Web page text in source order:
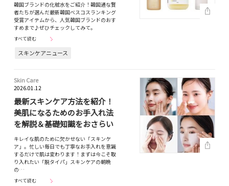
韓国ブランドの化粧水をご紹介！韓国通な賢
者たちが選んだ最新韓国べスコスランキング
受賞アイテムから、人気韓国ブランドのおす
すめまで♪ぜひチェックしてみて。
すべて読む
スキンケアニュース
Skin Care
2026.01.12
最新スキンケア方法を紹介！
美肌になるためのお手入れ法
を解説＆基礎知識をおさらい
キレイな肌のために欠かせない「スキンケ
ア」。忙しい毎日でも丁寧なお手入れを意識
するだけで肌は変わります！まずは今こそ取
り入れたい「脱タイパ」スキンケアの朝晩
の…
すべて読む